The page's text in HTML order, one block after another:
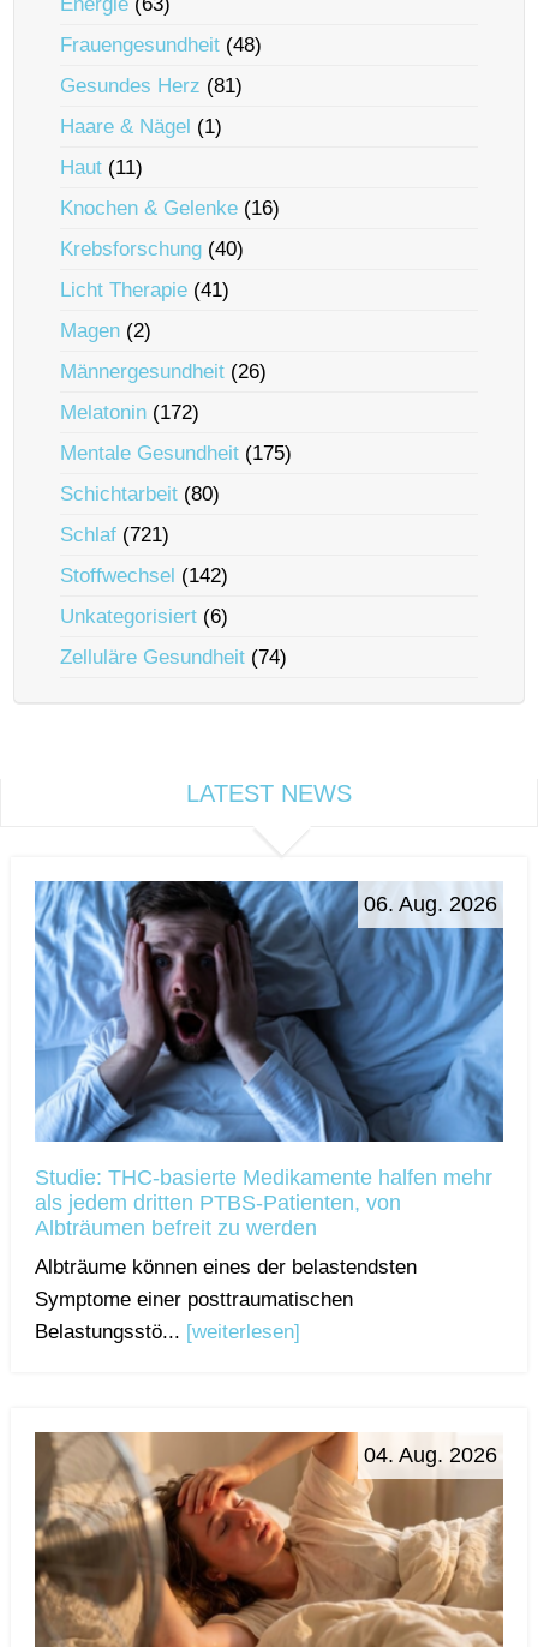
Frauengesundheit (48)
Gesundes Herz (81)
Haare & Nägel (1)
Haut (11)
Knochen & Gelenke (16)
Krebsforschung (40)
Licht Therapie (41)
Magen (2)
Männergesundheit (26)
Melatonin (172)
Mentale Gesundheit (175)
Schichtarbeit (80)
Schlaf (721)
Stoffwechsel (142)
Unkategorisiert (6)
Zelluläre Gesundheit (74)
LATEST NEWS
06. Aug. 2026
Studie: THC-basierte Medikamente halfen mehr
als jedem dritten PTBS-Patienten, von
Albträumen befreit zu werden
Albträume können eines der belastendsten
Symptome einer posttraumatischen
Belastungsstö... [weiterlesen]
04. Aug. 2026